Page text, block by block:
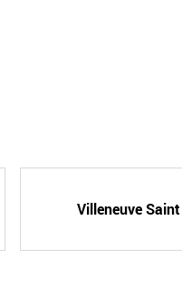
Villeneuve